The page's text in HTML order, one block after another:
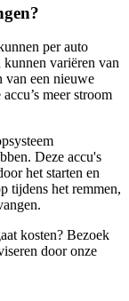
per auto
kunnen variëren van
van een nieuwe
meer stroom
Deze accu's
het starten en
tijdens het remmen,
kosten? Bezoek
door onze